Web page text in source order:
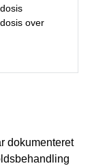
over
dokumenteret